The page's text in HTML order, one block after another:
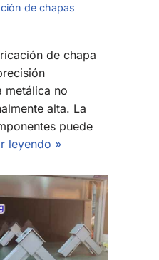
de chapas
de chapa
metálica no
alta. La
puede
leyendo »